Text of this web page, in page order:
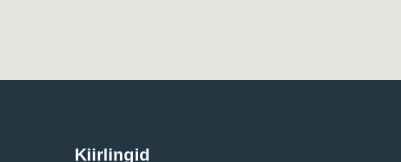
Kiirlingid